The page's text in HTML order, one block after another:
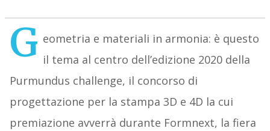
G eometria e materiali in armonia: è questo
il tema al centro dell’edizione 2020 della
Purmundus challenge, il concorso di
progettazione per la stampa 3D e 4D la cui
premiazione avverrà durante Formnext, la fiera